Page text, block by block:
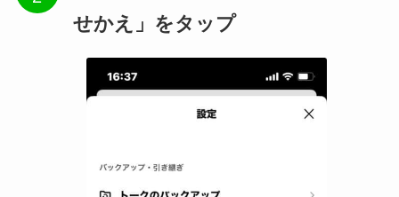
せかえ」をタップ